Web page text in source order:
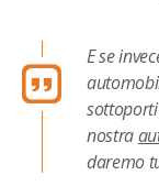
E se
nostra
daremo